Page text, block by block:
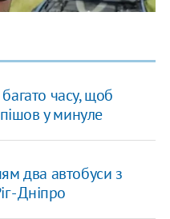
часу, щоб
у минуле
два автобуси з
- Дніпро